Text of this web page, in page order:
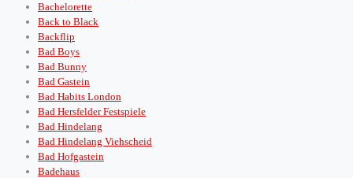
Bachelorette
Back to Black
Backflip
Bad Boys
Bad Bunny
Bad Gastein
Bad Habits London
Bad Hersfelder Festspiele
Bad Hindelang
Bad Hindelang Viehscheid
Bad Hofgastein
Badehaus